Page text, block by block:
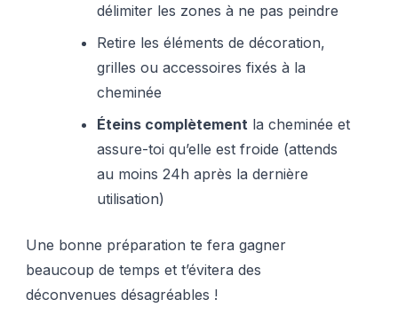
délimiter les zones à ne pas peindre
Retire les éléments de décoration,
grilles ou accessoires fixés à la
cheminée
Éteins complètement la cheminée et
assure-toi qu’elle est froide (attends
au moins 24h après la dernière
utilisation)
Une bonne préparation te fera gagner
beaucoup de temps et t’évitera des
déconvenues désagréables !